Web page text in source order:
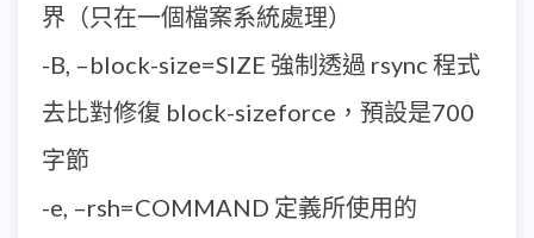
界（只在一個檔案系統處理）
-B, –block-size=SIZE 強制透過 rsync 程式
去比對修復 block-sizeforce，預設是700
字節
-e, –rsh=COMMAND 定義所使用的